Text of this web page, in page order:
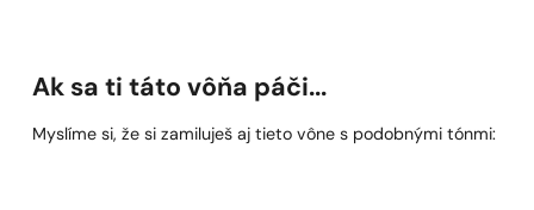
Ak sa ti táto vôňa páči...
Myslíme si, že si zamiluješ aj tieto vône s podobnými tónmi: